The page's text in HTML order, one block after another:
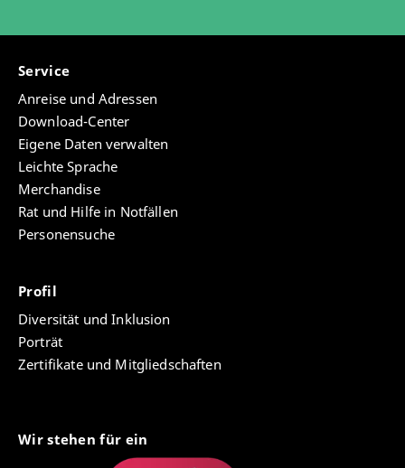
Service
Anreise und Adressen
Download-Center
Eigene Daten verwalten
Leichte Sprache
Merchandise
Rat und Hilfe in Notfällen
Personensuche
Profil
Diversität und Inklusion
Porträt
Zertifikate und Mitgliedschaften
Wir stehen für ein